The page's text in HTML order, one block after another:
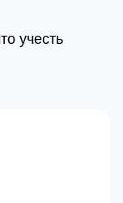
учесть